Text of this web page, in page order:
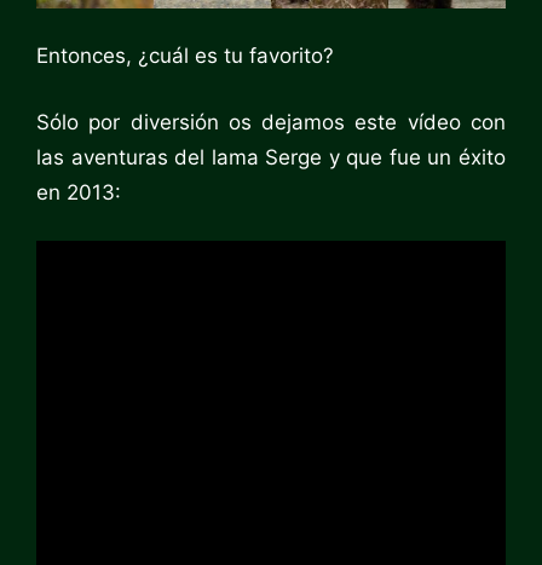
Entonces, ¿cuál es tu favorito?
Sólo por diversión os dejamos este vídeo con
las aventuras del lama Serge y que fue un éxito
en 2013: